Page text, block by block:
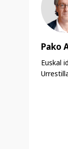
Pako
Euskal